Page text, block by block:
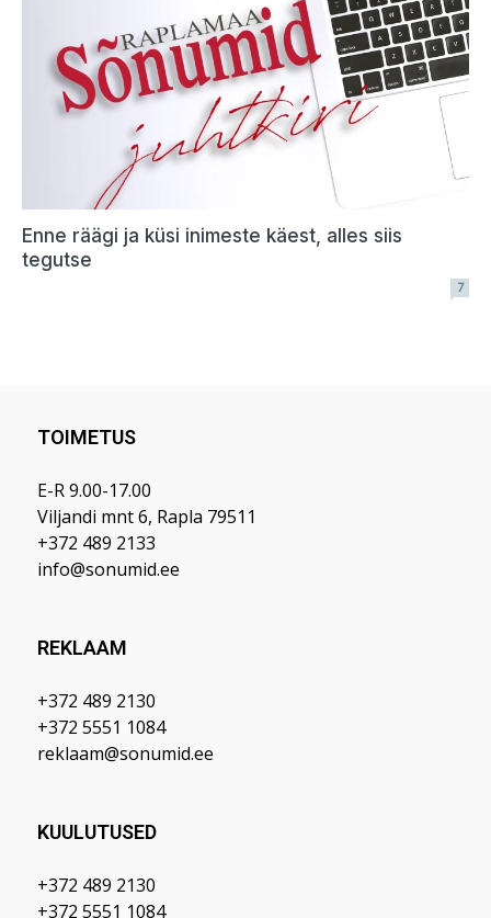
TOIMETUS
E-R 9.00-17.00
Viljandi mnt 6, Rapla 79511
+372 489 2133
info@sonumid.ee
REKLAAM
+372 489 2130
+372 5551 1084
reklaam@sonumid.ee
KUULUTUSED
+372 489 2130
+372 5551 1084